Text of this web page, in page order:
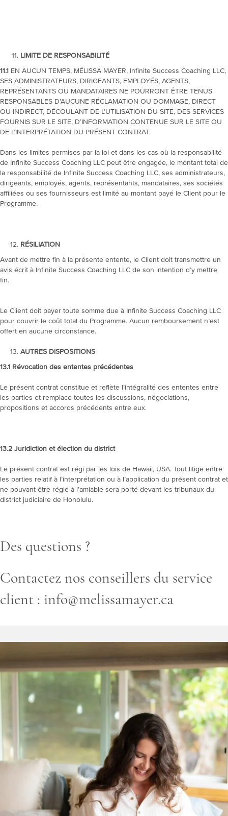
LIMITE DE RESPONSABILITÉ
11.1 EN AUCUN TEMPS, MÉLISSA MAYER, Infinite Success Coaching LLC,
SES ADMINISTRATEURS, DIRIGEANTS, EMPLOYÉS, AGENTS,
REPRÉSENTANTS OU MANDATAIRES NE POURRONT ÊTRE TENUS
RESPONSABLES D’AUCUNE RÉCLAMATION OU DOMMAGE, DIRECT
OU INDIRECT, DÉCOULANT DE L’UTILISATION DU SITE, DES SERVICES
FOURNIS SUR LE SITE, D’INFORMATION CONTENUE SUR LE SITE OU
DE L’INTERPRÉTATION DU PRÉSENT CONTRAT.
Dans les limites permises par la loi et dans les cas où la responsabilité
de Infinite Success Coaching LLC peut être engagée, le montant total de
la responsabilité de Infinite Success Coaching LLC, ses administrateurs,
dirigeants, employés, agents, représentants, mandataires, ses sociétés
affiliées ou ses fournisseurs est limité au montant payé le Client pour le
Programme.
RÉSILIATION
Avant de mettre fin à la présente entente, le Client doit transmettre un
avis écrit à Infinite Success Coaching LLC de son intention d’y mettre
fin.
Le Client doit payer toute somme due à Infinite Success Coaching LLC
pour couvrir le coût total du Programme. Aucun remboursement n’est
offert en aucune circonstance.
AUTRES DISPOSITIONS
13.1 Révocation des ententes précédentes
Le présent contrat constitue et reflète l’intégralité des ententes entre
les parties et remplace toutes les discussions, négociations,
propositions et accords précédents entre eux.
13.2 Juridiction et élection du district
Le présent contrat est régi par les lois de Hawaii, USA. Tout litige entre
les parties relatif à l’interprétation ou à l’application du présent contrat et
ne pouvant être réglé à l’amiable sera porté devant les tribunaux du
district judiciaire de Honolulu.
Des questions ?
Contactez nos conseillers du service
client : info@melissamayer.ca